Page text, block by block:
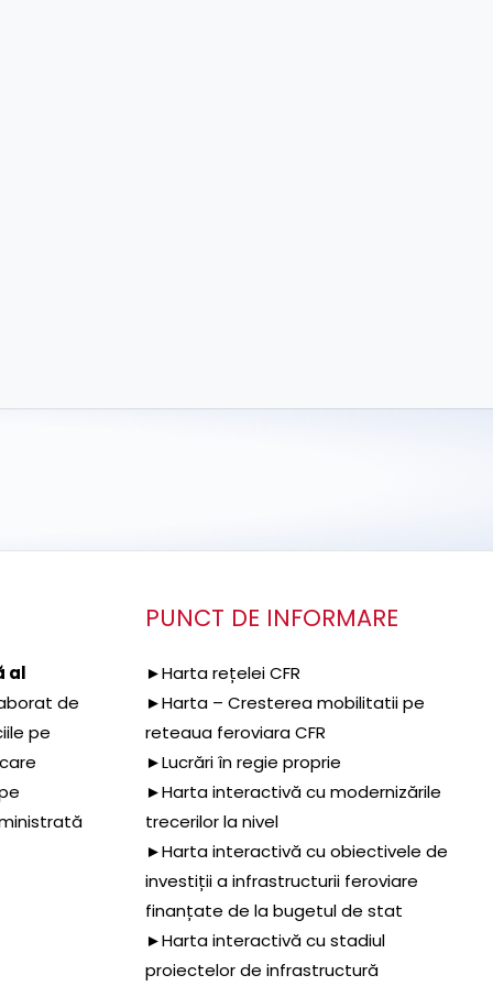
al
de
pe
PUNCT DE INFORMARE
►Harta rețelei CFR
►Harta – Cresterea mobilitatii pe
reteaua feroviara CFR
►Lucrări în regie proprie
►Harta interactivă cu modernizările
trecerilor la nivel
►Harta interactivă cu obiectivele de
investiții a infrastructurii feroviare
finanțate de la bugetul de stat
►Harta interactivă cu stadiul
proiectelor de infrastructură